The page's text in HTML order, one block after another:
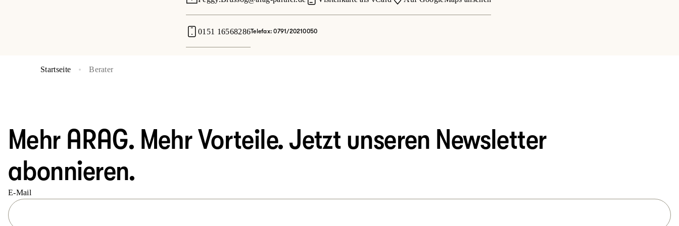
0151 16568286Telefax: 0791/20210050
Startseite Berater
Mehr ARAG. Mehr Vorteile. Jetzt unseren Newsletter
abonnieren.
E-Mail